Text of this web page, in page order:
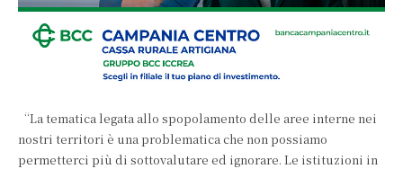
“La tematica legata allo spopolamento delle aree interne nei
nostri territori è una problematica che non possiamo
permetterci più di sottovalutare ed ignorare. Le istituzioni in